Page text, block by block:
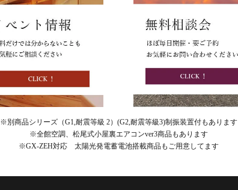
※別商品シリーズ（G1,耐震等級 2）(G2,耐震等級3)制振装置付もあります
※全館空調、松尾式小屋裏エアコンver3商品もあります
※GX-ZEH対応 太陽光発電蓄電池搭載商品もご用意してます